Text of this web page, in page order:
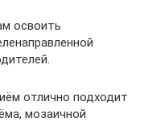
освоить
отлично подходит
мозаичной